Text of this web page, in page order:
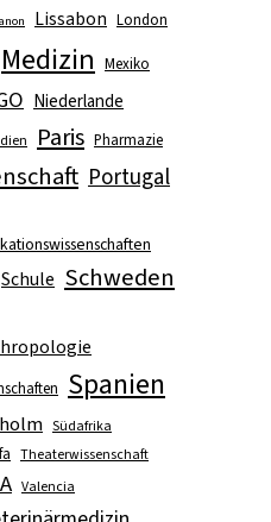
Lissabon London
Medizin Mexiko
Niederlande
Paris Pharmazie
Portugal
Schule Schweden
Spanien
Südafrika
Theaterwissenschaft
Valencia